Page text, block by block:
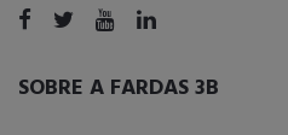
SOBRE A FARDAS 3B